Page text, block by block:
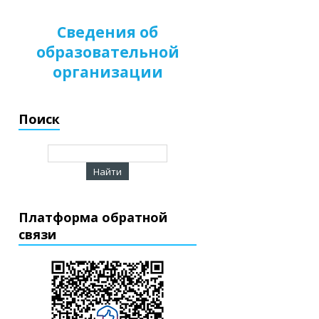
Сведения об
образовательной
организации
Поиск
Платформа обратной
связи